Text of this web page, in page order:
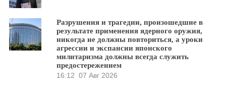
Разрушения и трагедии, произошедшие в
результате применения ядерного оружия,
никогда не должны повториться, а уроки
агрессии и экспансии японского
милитаризма должны всегда служить
предостережением
16:12 07 Авг 2026